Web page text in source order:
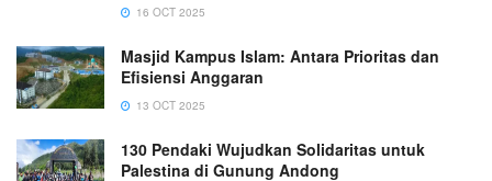
16 OCT 2025
Masjid Kampus Islam: Antara Prioritas dan
Efisiensi Anggaran
13 OCT 2025
130 Pendaki Wujudkan Solidaritas untuk
Palestina di Gunung Andong